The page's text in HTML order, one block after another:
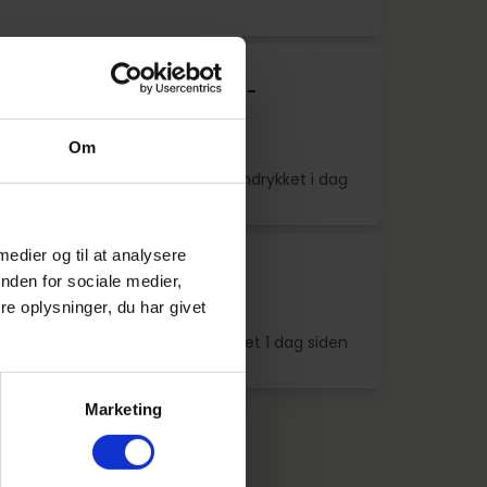
Om
og til at analysere
for sociale medier,
oplysninger, du har givet
Marketing
til Frugt og Grønt -
S
S Indrykket i dag
Brønshøj
Indrykket 1 dag siden